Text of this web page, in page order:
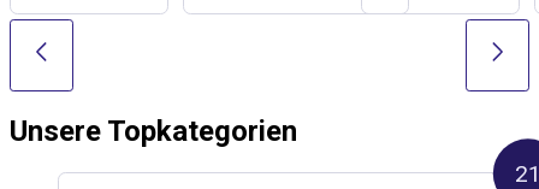
Unsere Topkategorien